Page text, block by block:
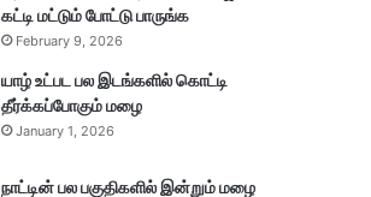
கட்டி மட்டும் போட்டு பாருங்க
February 9, 2026
யாழ் உட்பட பல இடங்களில் கொட்டி
தீர்க்கப்போகும் மழை
January 1, 2026
நாட்டின் பல பகுதிகளில் இன்றும் மழை